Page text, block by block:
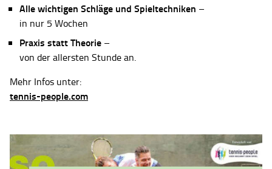
Alle wichtigen Schläge und Spieltechniken –
in nur 5 Wochen
Praxis statt Theorie –
von der allersten Stunde an.
Mehr Infos unter:
tennis-people.com